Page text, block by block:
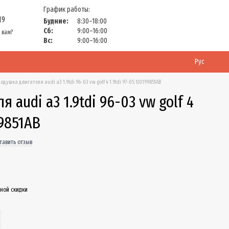
вам?
График работы:
Будние:
8:30–18:00
Сб:
9:00–16:00
Вс:
9:00–16:00
Рус
двигателя audi a3 1.9tdi 96-03 vw golf 4 1.9tdi 97-05 1J0199851AB
audi a3 1.9tdi 96-03 vw golf 4
отзыв
скидки